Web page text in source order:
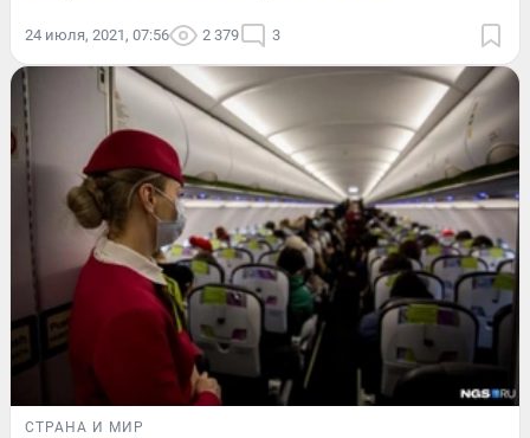
24 июля, 2021, 07:56 2 379 3
СТРАНА И МИР